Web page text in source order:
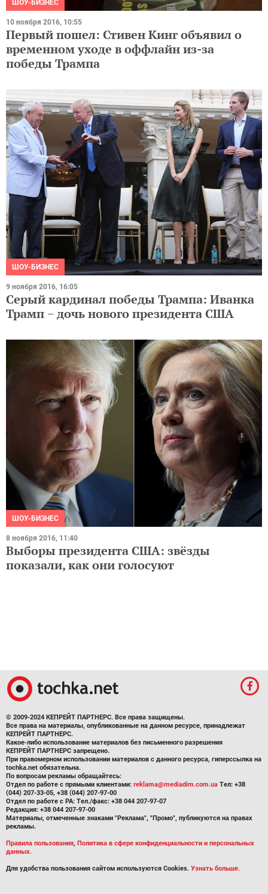
ШОУ-БИЗНЕС
10 ноября 2016, 10:55
Первый пошел: Стивен Кинг объявил о
временном уходе в оффлайн из-за
победы Трампа
ШОУ-БИЗНЕС
9 ноября 2016, 16:05
Серый кардинал победы Трампа: Иванка
Трамп − дочь нового президента США
ШОУ-БИЗНЕС
8 ноября 2016, 11:40
Выборы президента США: звёзды
показали, как они голосуют
© 2009-2024 КЕПРЕЙТ ПАРТНЕРС. Все права защищены.
Все права на материалы, опубликованные на данном ресурсе, принадлежат
КЕПРЕЙТ ПАРТНЕРС.
Какое-либо использование материалов без письменного разрешения
КЕПРЕЙТ ПАРТНЕРС запрещено.
При правомерном использовании материалов с данного ресурса, гиперссылка на
tochka.net обязательна.
По вопросам рекламы обращайтесь:
Отдел по работе с прямыми клиентами: reklama@mediadim.com.ua Тел: +38
(044) 207-33-05, +38 (044) 207-97-00
Отдел по работе с РА: Тел./факс: +38 044 207-97-07
Редакция: +38 044 207-97-00
Материалы, отмеченные знаками "Реклама", "Промо", публикуются на правах
рекламы.
Правила пользования, Политика в сфере конфиденциальности и персональных
данных.
Для удобства пользования сайтом используются Cookies. Узнать больше.